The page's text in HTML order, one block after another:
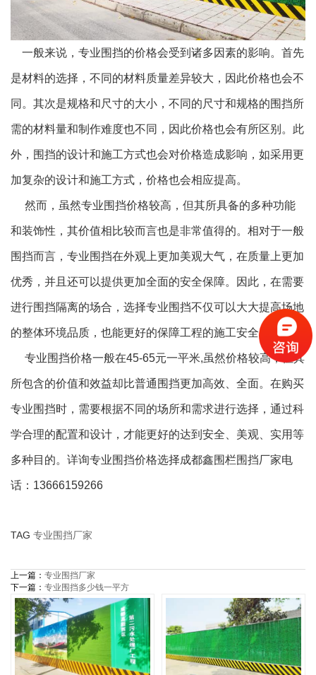
一般来说，专业围挡的价格会受到诸多因素的影响。首先
是材料的选择，不同的材料质量差异较大，因此价格也会不
同。其次是规格和尺寸的大小，不同的尺寸和规格的围挡所
需的材料量和制作难度也不同，因此价格也会有所区别。此
外，围挡的设计和施工方式也会对价格造成影响，如采用更
加复杂的设计和施工方式，价格也会相应提高。
然而，虽然专业围挡价格较高，但其所具备的多种功能
和装饰性，其价值相比较而言也是非常值得的。相对于一般
围挡而言，专业围挡在外观上更加美观大气，在质量上更加
优秀，并且还可以提供更加全面的安全保障。因此，在需要
进行围挡隔离的场合，选择专业围挡不仅可以大大提高场地
的整体环境品质，也能更好的保障工程的施工安全。
专业围挡价格一般在45-65元一平米,虽然价格较高，但其
所包含的价值和效益却比普通围挡更加高效、全面。在购买
专业围挡时，需要根据不同的场所和需求进行选择，通过科
学合理的配置和设计，才能更好的达到安全、美观、实用等
多种目的。详询专业围挡价格选择成都鑫围栏围挡厂家电
话：13666159266
TAG 专业围挡厂家
上一篇： 专业围挡厂家
下一篇： 专业围挡多少钱一平方